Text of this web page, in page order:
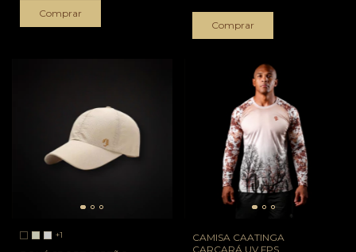
Comprar
+1
CAMISA CAATINGA
CARCARÁ UV FPS